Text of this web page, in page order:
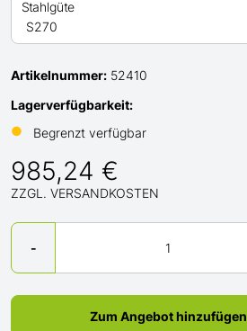
Stahlgüte
Artikelnummer: 52410
Lagerverfügbarkeit:
●
Begrenzt verfügbar
985,24 €
ZZGL. VERSANDKOSTEN
-
Menge
Zum Angebot hinzufügen